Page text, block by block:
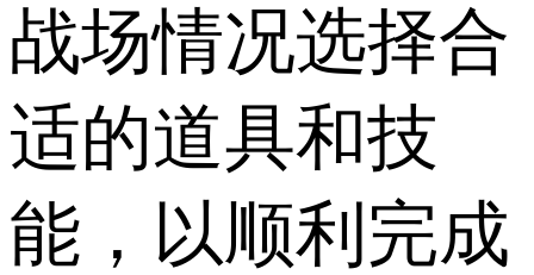
战场情况选择合
适的道具和技
能，以顺利完成